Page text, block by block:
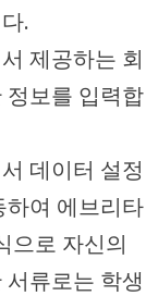
.
제공하는 회
정보를 입력합
데이터 설정
여 에브리타
으로 자신의
류로는 학생